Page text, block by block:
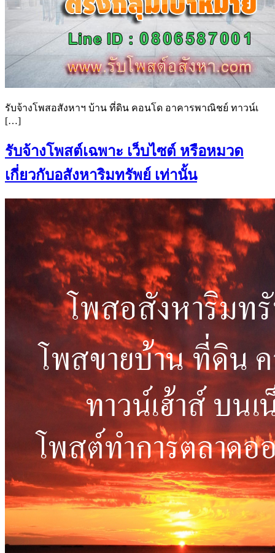
รับจ้างโพสอสังหาฯ บ้าน ที่ดิน คอนโด อาคารพาณิชย์ ทาวน์เ
[…]
รับจ้างโพสต์เฉพาะ เว็บไซต์ หรือหมวด
เกี่ยวกับอสังหาริมทรัพย์ เท่านั้น